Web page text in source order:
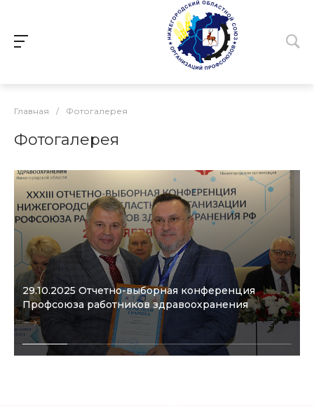
Главная / Фотогалерея
Фотогалерея
29.10.2025 Отчетно-выборная конференция
Профсоюза работников здравоохранения